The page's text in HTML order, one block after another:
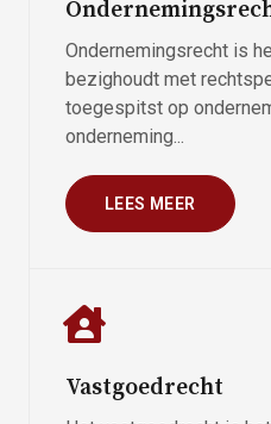
Ondernemingsrecht is
bezighoudt met
toegespitst op
onderneming...
LEES MEER
Vastgoedrecht